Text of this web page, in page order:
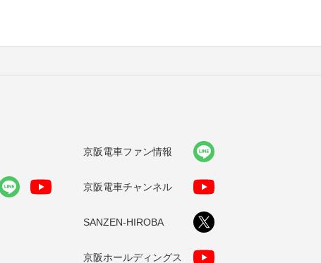
京阪電車ファン情報
京阪電車チャンネル
SANZEN-HIROBA
京阪ホールディングス